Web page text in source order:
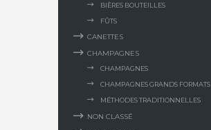
BIÈRES BOUTEILLES
FÛTS
CANETTES
CHAMPAGNES
CHAMPAGNES
CHAMPAGNES GRANDS FORMATS
MÉTHODES TRADITIONNELLES
NON CLASSÉ